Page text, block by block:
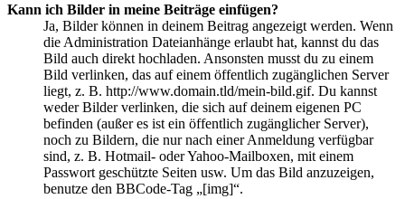
Kann ich Bilder in meine Beiträge einfügen?
Ja, Bilder können in deinem Beitrag angezeigt werden. Wenn
die Administration Dateianhänge erlaubt hat, kannst du das
Bild auch direkt hochladen. Ansonsten musst du zu einem
Bild verlinken, das auf einem öffentlich zugänglichen Server
liegt, z. B. http://www.domain.tld/mein-bild.gif. Du kannst
weder Bilder verlinken, die sich auf deinem eigenen PC
befinden (außer es ist ein öffentlich zugänglicher Server),
noch zu Bildern, die nur nach einer Anmeldung verfügbar
sind, z. B. Hotmail- oder Yahoo-Mailboxen, mit einem
Passwort geschützte Seiten usw. Um das Bild anzuzeigen,
benutze den BBCode-Tag „[img]“.